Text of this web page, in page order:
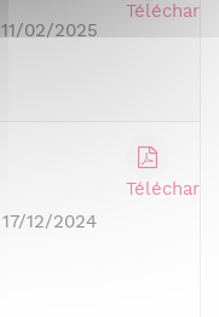
11/02/2025
17/12/2024